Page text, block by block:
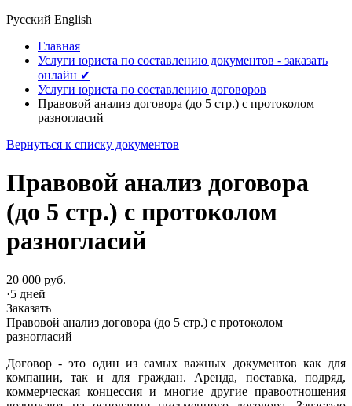
Русский English
Главная
Услуги юриста по составлению документов - заказать
онлайн ✔
Услуги юриста по составлению договоров
Правовой анализ договора (до 5 стр.) с протоколом
разногласий
Вернуться к списку документов
Правовой анализ договора
(до 5 стр.) с протоколом
разногласий
20 000 руб.
·5 дней
Заказать
Правовой анализ договора (до 5 стр.) с протоколом
разногласий
Договор - это один из самых важных документов как для
компании, так и для граждан. Аренда, поставка, подряд,
коммерческая концессия и многие другие правоотношения